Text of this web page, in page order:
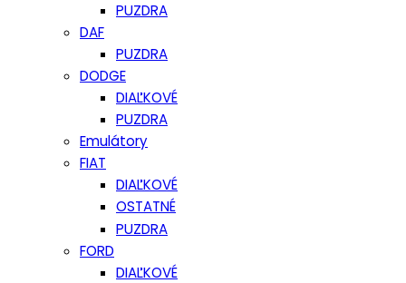
PUZDRA
DAF
PUZDRA
DODGE
DIAĽKOVÉ
PUZDRA
Emulátory
FIAT
DIAĽKOVÉ
OSTATNÉ
PUZDRA
FORD
DIAĽKOVÉ